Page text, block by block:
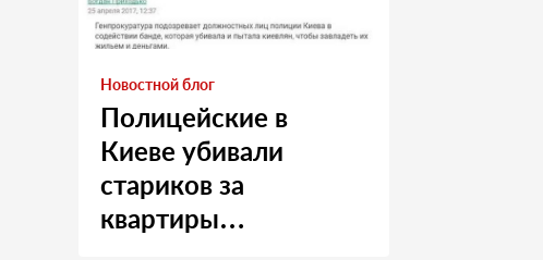
Новостной блог
Полицейские в
Киеве убивали
стариков за
квартиры…